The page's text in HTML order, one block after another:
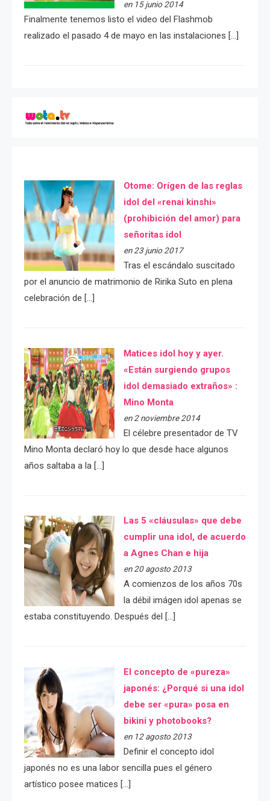
en 15 junio 2014
Finalmente tenemos listo el video del Flashmob
realizado el pasado 4 de mayo en las instalaciones […]
Otome: Orígen de las reglas
idol del «renai kinshi»
(prohibición del amor) para
señoritas idol
en 23 junio 2017
Tras el escándalo suscitado
por el anuncio de matrimonio de Ririka Suto en plena
celebración de […]
Matices idol hoy y ayer.
«Están surgiendo grupos
idol demasiado extraños» :
Mino Monta
en 2 noviembre 2014
El célebre presentador de TV
Mino Monta declaró hoy lo que desde hace algunos
años saltaba a la […]
Las 5 «cláusulas» que debe
cumplir una idol, de acuerdo
a Agnes Chan e hija
en 20 agosto 2013
A comienzos de los años 70s
la débil imágen idol apenas se
estaba constituyendo. Después del […]
El concepto de «pureza»
japonés: ¿Porqué si una idol
debe ser «pura» posa en
bikini y photobooks?
en 12 agosto 2013
Definir el concepto idol
japonés no es una labor sencilla pues el género
artístico posee matices […]